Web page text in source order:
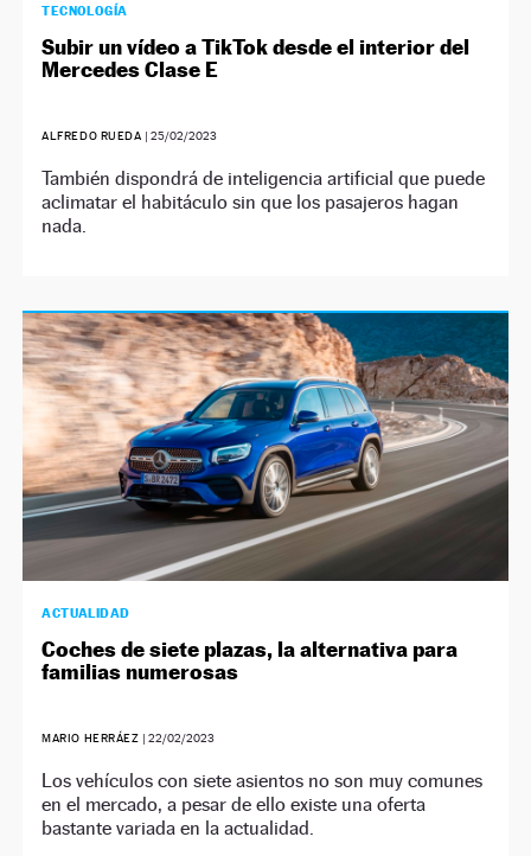
TECNOLOGÍA
Subir un vídeo a TikTok desde el interior del
Mercedes Clase E
ALFREDO RUEDA |25/02/2023
También dispondrá de inteligencia artificial que puede
aclimatar el habitáculo sin que los pasajeros hagan
nada.
ACTUALIDAD
Coches de siete plazas, la alternativa para
familias numerosas
MARIO HERRÁEZ |22/02/2023
Los vehículos con siete asientos no son muy comunes
en el mercado, a pesar de ello existe una oferta
bastante variada en la actualidad.